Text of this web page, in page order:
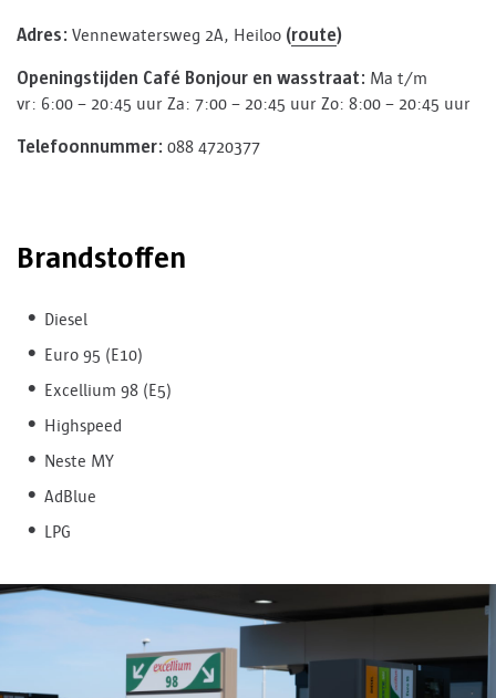
Adres: Vennewatersweg 2A, Heiloo (route)
Openingstijden Café Bonjour en wasstraat: Ma t/m
vr: 6:00 – 20:45 uur Za: 7:00 – 20:45 uur Zo: 8:00 – 20:45 uur
Telefoonnummer: 088 4720377
Brandstoffen
Diesel
Euro 95 (E10)
Excellium 98 (E5)
Highspeed
Neste MY
AdBlue
LPG